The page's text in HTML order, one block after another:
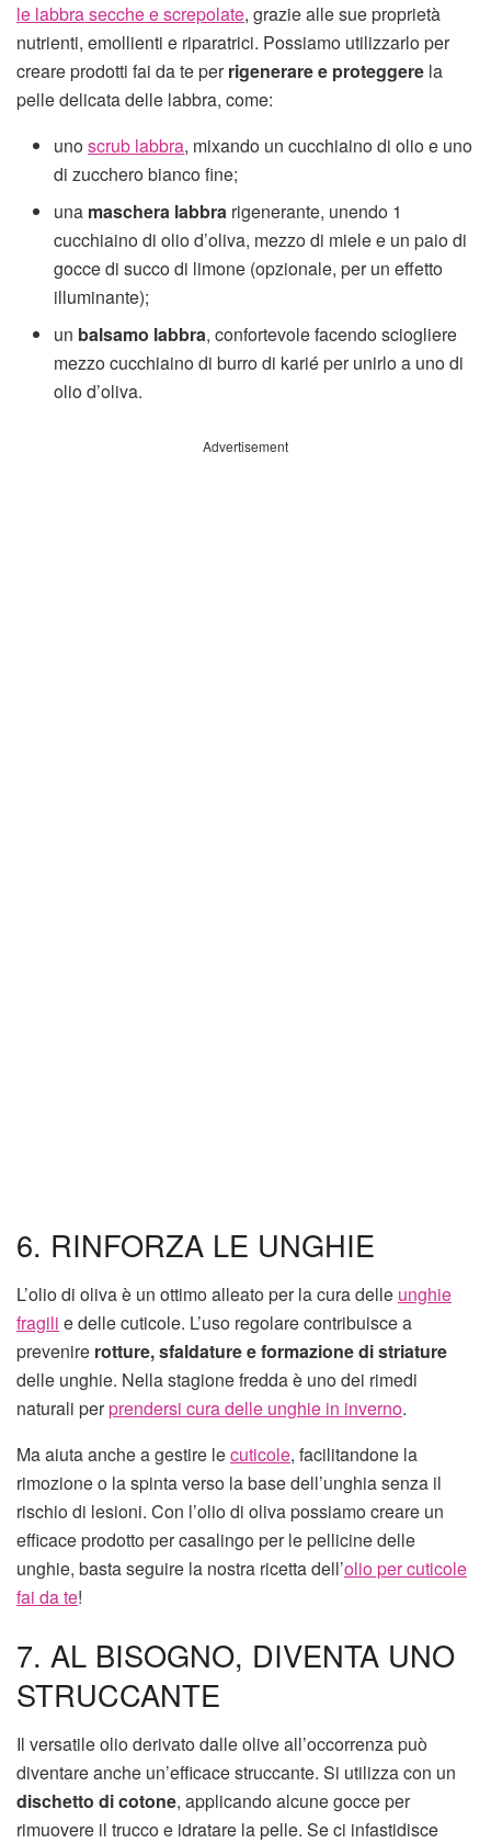
le labbra secche e screpolate, grazie alle sue proprietà
nutrienti, emollienti e riparatrici. Possiamo utilizzarlo per
creare prodotti fai da te perrigenerare e proteggere la
pelle delicata delle labbra, come:
unoscrub labbra, mixando un cucchiaino di olio e uno
di zucchero bianco fine;
una maschera labbra rigenerante, unendo 1
cucchiaino di olio d’oliva, mezzo di miele e un paio di
gocce di succo di limone (opzionale, per un effetto
illuminante);
un balsamo labbra, confortevole facendo sciogliere
mezzo cucchiaino di burro di karié per unirlo a uno di
olio d’oliva.
Advertisement
6. RINFORZA LE UNGHIE
L’olio di oliva è un ottimo alleato per la cura delle unghie
fragili e delle cuticole. L’uso regolare contribuisce a
prevenire rotture, sfaldature e formazione di striature
delle unghie. Nella stagione fredda è uno dei rimedi
naturali perprendersi cura delle unghie in inverno.
Ma aiuta anche a gestire lecuticole, facilitandone la
rimozione o la spinta verso la base dell’unghia senza il
rischio di lesioni. Con l’olio di oliva possiamo creare un
efficace prodotto per casalingo per le pellicine delle
unghie, basta seguire la nostra ricetta dell’olio per cuticole
fai da te!
7. AL BISOGNO, DIVENTA UNO
STRUCCANTE
Il versatile olio derivato dalle olive all’occorrenza può
diventare anche un’efficace struccante. Si utilizza con un
dischetto di cotone, applicando alcune gocce per
rimuovere il trucco e idratare la pelle. Se ci infastidisce